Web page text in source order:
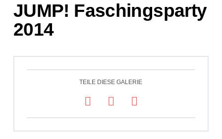
JUMP! Faschingsparty
2014
TEILE DIESE GALERIE